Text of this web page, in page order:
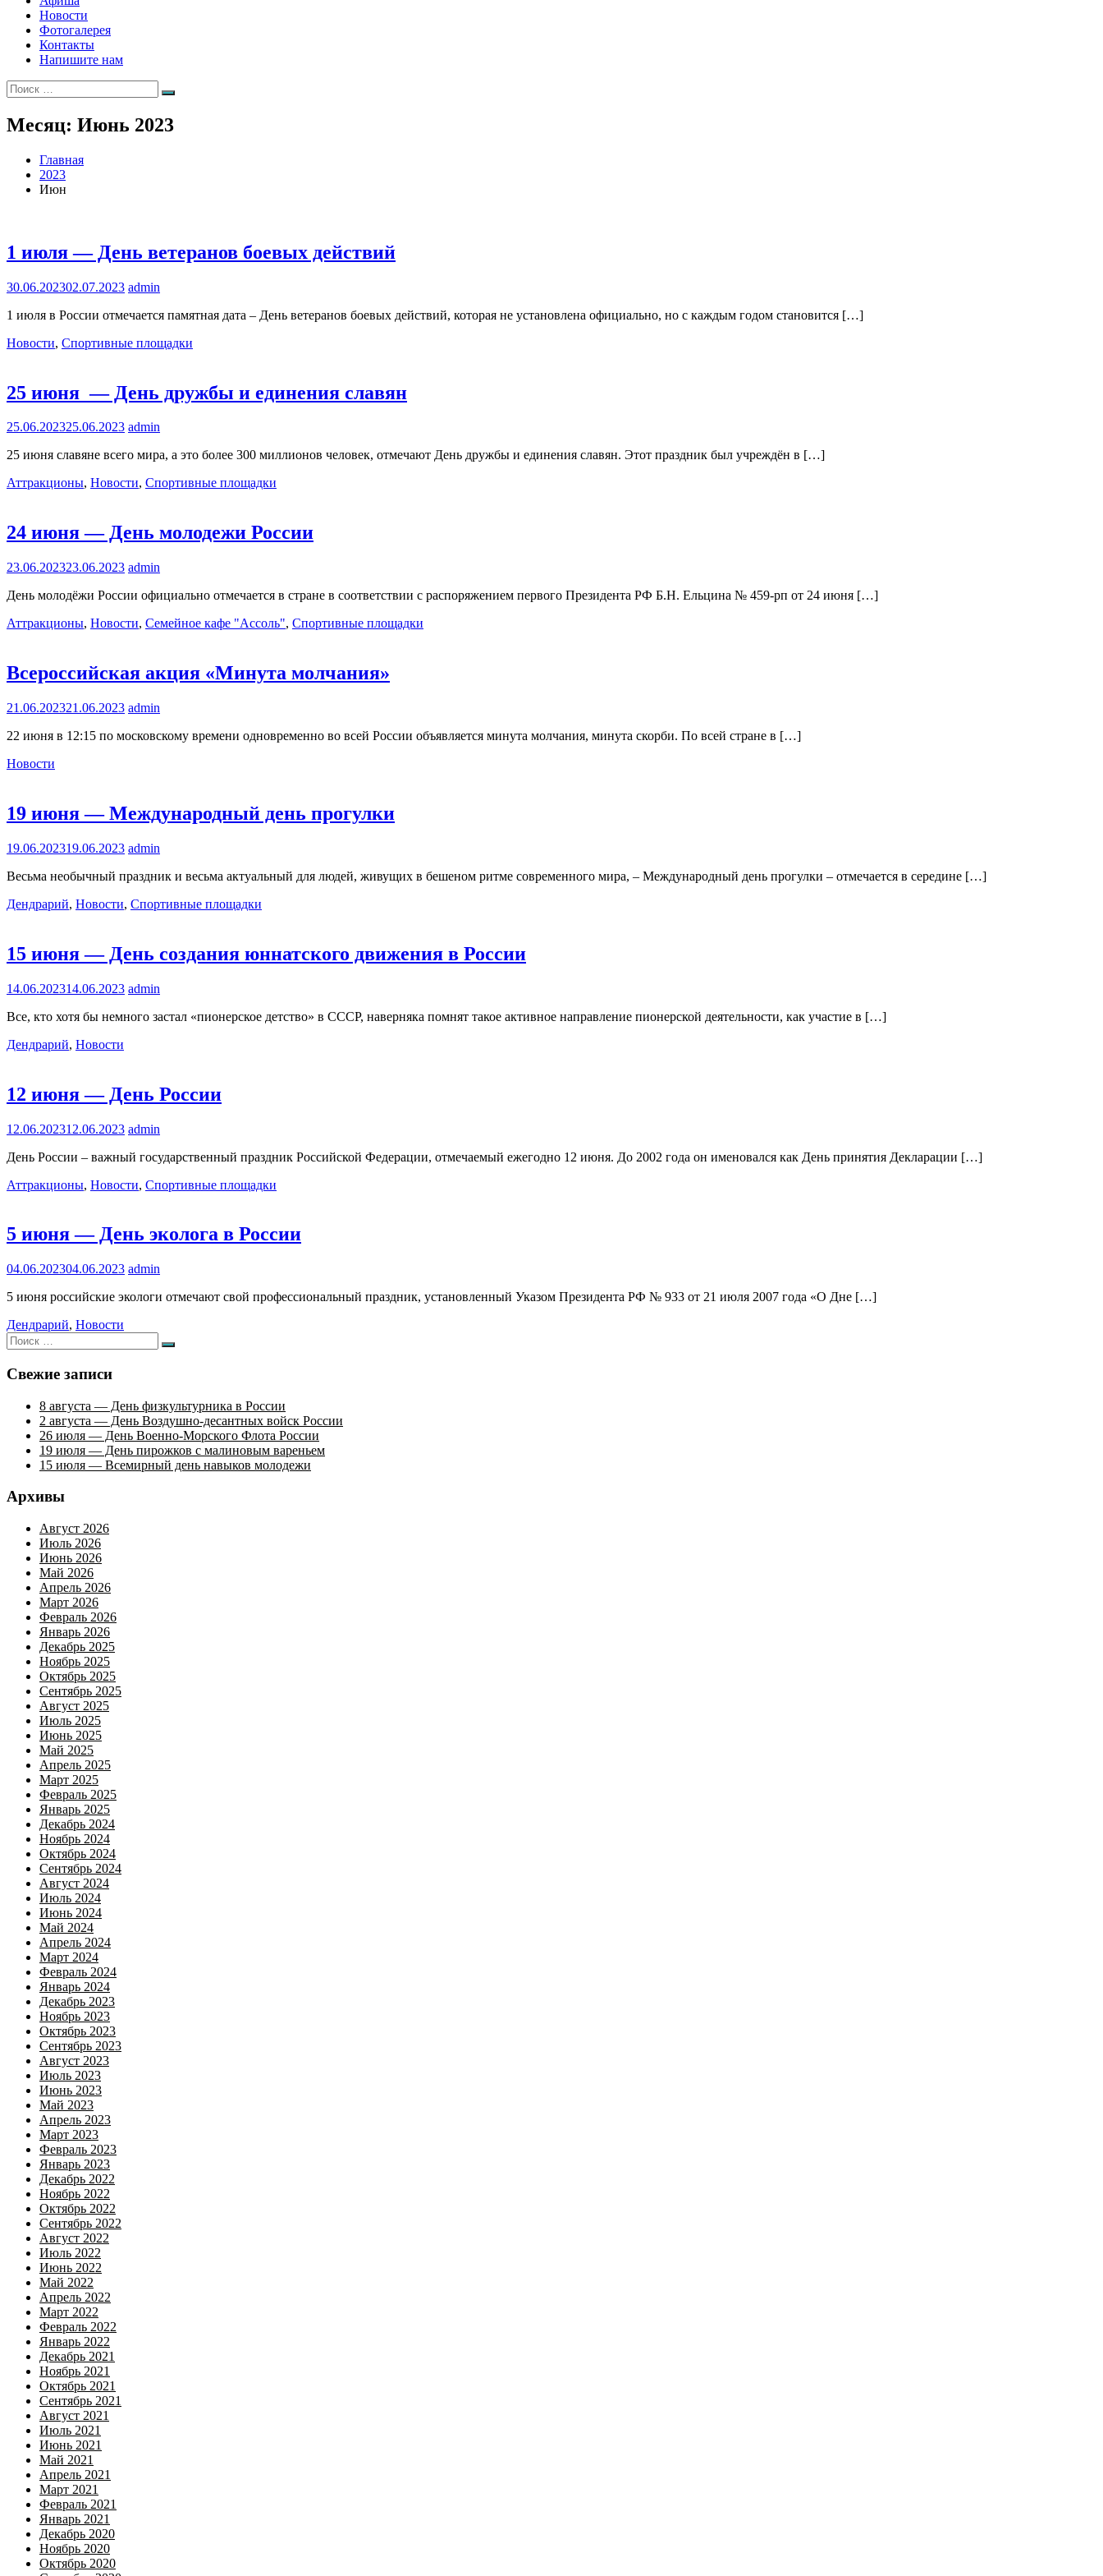
Новости
Фотогалерея
Контакты
Напишите нам
Искать:
Поиск
Месяц: Июнь 2023
Главная
2023
Июн
1 июля — День ветеранов боевых действий
30.06.202302.07.2023 admin
1 июля в России отмечается памятная дата – День ветеранов боевых действий, которая не установлена официально, но с каждым годом становится […]
Новости, Спортивные площадки
25 июня — День дружбы и единения славян
25.06.202325.06.2023 admin
25 июня славяне всего мира, а это более 300 миллионов человек, отмечают День дружбы и единения славян. Этот праздник был учреждён в […]
Аттракционы, Новости, Спортивные площадки
24 июня — День молодежи России
23.06.202323.06.2023 admin
День молодёжи России официально отмечается в стране в соответствии с распоряжением первого Президента РФ Б.Н. Ельцина № 459-рп от 24 июня […]
Аттракционы, Новости, Семейное кафе "Ассоль", Спортивные площадки
Всероссийская акция «Минута молчания»
21.06.202321.06.2023 admin
22 июня в 12:15 по московскому времени одновременно во всей России объявляется минута молчания, минута скорби. По всей стране в […]
Новости
19 июня — Международный день прогулки
19.06.202319.06.2023 admin
Весьма необычный праздник и весьма актуальный для людей, живущих в бешеном ритме современного мира, – Международный день прогулки – отмечается в середине […]
Дендрарий, Новости, Спортивные площадки
15 июня — День создания юннатского движения в России
14.06.202314.06.2023 admin
Все, кто хотя бы немного застал «пионерское детство» в СССР, наверняка помнят такое активное направление пионерской деятельности, как участие в […]
Дендрарий, Новости
12 июня — День России
12.06.202312.06.2023 admin
День России – важный государственный праздник Российской Федерации, отмечаемый ежегодно 12 июня. До 2002 года он именовался как День принятия Декларации […]
Аттракционы, Новости, Спортивные площадки
5 июня — День эколога в России
04.06.202304.06.2023 admin
5 июня российские экологи отмечают свой профессиональный праздник, установленный Указом Президента РФ № 933 от 21 июля 2007 года «О Дне […]
Дендрарий, Новости
Искать:
Поиск
Свежие записи
8 августа — День физкультурника в России
2 августа — День Воздушно-десантных войск России
26 июля — День Военно-Морского Флота России
19 июля — День пирожков с малиновым вареньем
15 июля — Всемирный день навыков молодежи
Архивы
Август 2026
Июль 2026
Июнь 2026
Май 2026
Апрель 2026
Март 2026
Февраль 2026
Январь 2026
Декабрь 2025
Ноябрь 2025
Октябрь 2025
Сентябрь 2025
Август 2025
Июль 2025
Июнь 2025
Май 2025
Апрель 2025
Март 2025
Февраль 2025
Январь 2025
Декабрь 2024
Ноябрь 2024
Октябрь 2024
Сентябрь 2024
Август 2024
Июль 2024
Июнь 2024
Май 2024
Апрель 2024
Март 2024
Февраль 2024
Январь 2024
Декабрь 2023
Ноябрь 2023
Октябрь 2023
Сентябрь 2023
Август 2023
Июль 2023
Июнь 2023
Май 2023
Апрель 2023
Март 2023
Февраль 2023
Январь 2023
Декабрь 2022
Ноябрь 2022
Октябрь 2022
Сентябрь 2022
Август 2022
Июль 2022
Июнь 2022
Май 2022
Апрель 2022
Март 2022
Февраль 2022
Январь 2022
Декабрь 2021
Ноябрь 2021
Октябрь 2021
Сентябрь 2021
Август 2021
Июль 2021
Июнь 2021
Май 2021
Апрель 2021
Март 2021
Февраль 2021
Январь 2021
Декабрь 2020
Ноябрь 2020
Октябрь 2020